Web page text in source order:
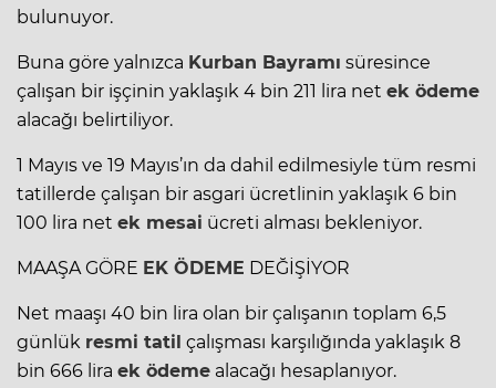
bulunuyor.
Buna göre yalnızca Kurban Bayramı süresince
çalışan bir işçinin yaklaşık 4 bin 211 lira net ek ödeme
alacağı belirtiliyor.
1 Mayıs ve 19 Mayıs’ın da dahil edilmesiyle tüm resmi
tatillerde çalışan bir asgari ücretlinin yaklaşık 6 bin
100 lira net ek mesai ücreti alması bekleniyor.
MAAŞA GÖRE EK ÖDEME DEĞİŞİYOR
Net maaşı 40 bin lira olan bir çalışanın toplam 6,5
günlük resmi tatil çalışması karşılığında yaklaşık 8
bin 666 lira ek ödeme alacağı hesaplanıyor.